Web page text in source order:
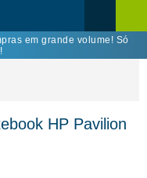
em grande volume! Só
HP Pavilion